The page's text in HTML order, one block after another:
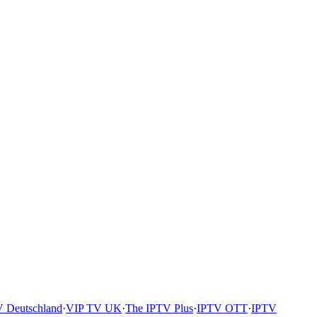
Deutschland·VIP TV UK·The IPTV Plus·IPTV OTT·IPTV